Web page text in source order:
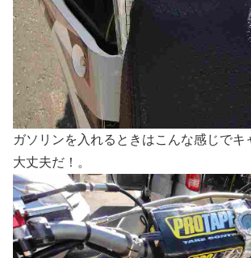
ガソリンを入れるときはこんな感じでキ
大丈夫だ！。